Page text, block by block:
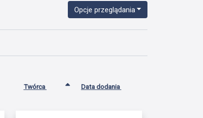
Opcje przeglądania
Twórca Data dodania